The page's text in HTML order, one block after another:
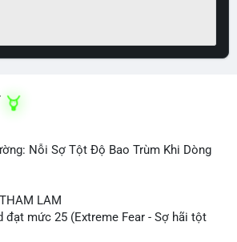
Nỗi Sợ Tột Độ Bao Trùm Khi Dòng
LAM
đạt mức 25 (Extreme Fear - Sợ hãi tột